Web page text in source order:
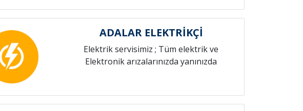
ADALAR ELEKTRİKÇİ
Elektrik servisimiz ; Tüm elektrik ve
Elektronik arızalarınızda yanınızda